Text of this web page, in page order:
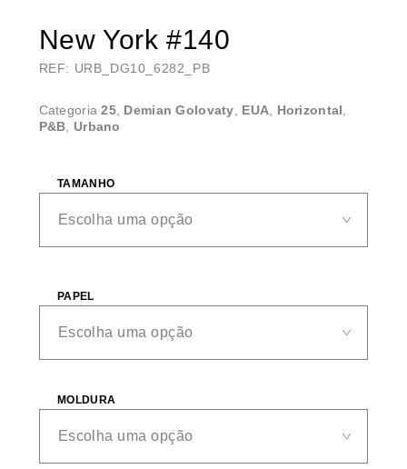
New York #140
REF: URB_DG10_6282_PB
Categoria25, Demian Golovaty EUA Horizontal
P&B
Urbano
TAMANHO
PAPEL
MOLDURA